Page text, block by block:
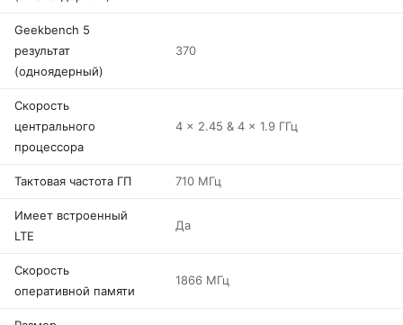
Geekbench 5
результат
(одноядерный)
370
Скорость
центрального
процессора
4 x 2.45 & 4 x 1.9 ГГц
Тактовая частота ГП 710 МГц
Имеет встроенный
LTE
Да
Скорость
оперативной памяти
1866 МГц